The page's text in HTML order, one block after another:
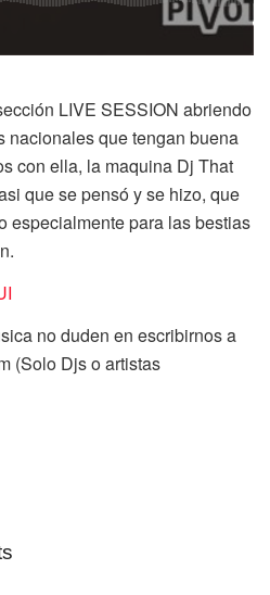
LIVE SESSION abriendo
nacionales que tengan buena
con ella, la maquina Dj That
que se pensó y se hizo, que
especialmente para las bestias
no duden en escribirnos a
(Solo Djs o artistas